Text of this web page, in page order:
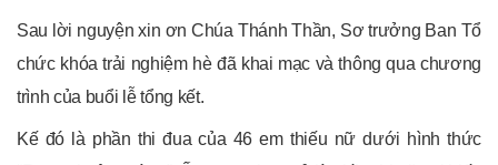
Sau lời nguyện xin ơn Chúa Thánh Thần, Sơ trưởng Ban Tổ
chức khóa trải nghiệm hè đã khai mạc và thông qua chương
trình của buổi lễ tổng kết.
Kế đó là phần thi đua của 46 em thiếu nữ dưới hình thức